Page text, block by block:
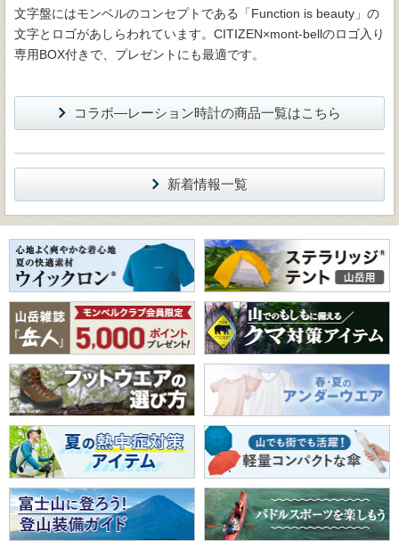
文字盤にはモンベルのコンセプトである「Function is beauty」の
文字とロゴがあしらわれています。CITIZEN×mont-bellのロゴ入り
専用BOX付きで、プレゼントにも最適です。
コラボ―レーション時計の商品一覧はこちら
新着情報一覧